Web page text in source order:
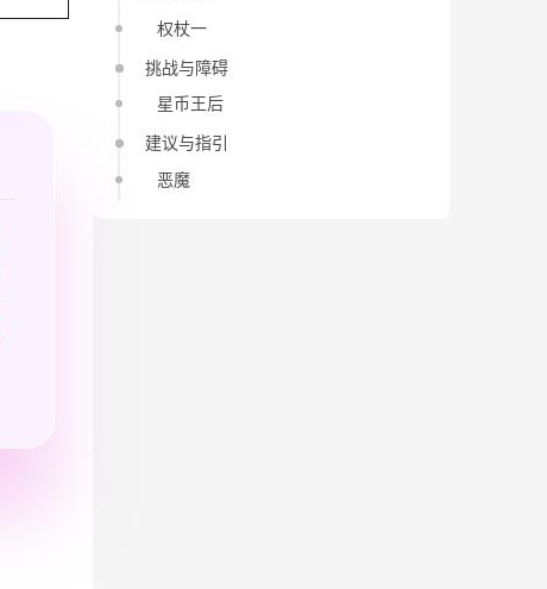
权杖一
挑战与障碍
星币王后
建议与指引
恶魔